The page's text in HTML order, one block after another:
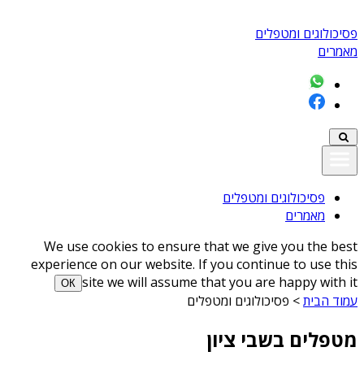
פסיכולוגים ומטפלים
מאמרים
פסיכולוגים ומטפלים
מאמרים
We use cookies to ensure that we give you the best
experience on our website. If you continue to use this
site we will assume that you are happy with it
ОК
עמוד הבית> פסיכולוגים ומטפלים
מטפלים בשבי ציון